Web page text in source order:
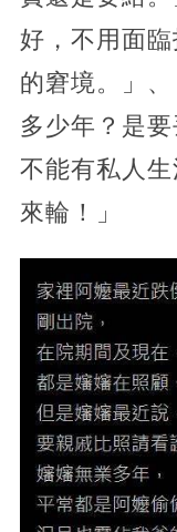
好，不用面
的窘境。」
多少年？是
不能有私人
來輪！」